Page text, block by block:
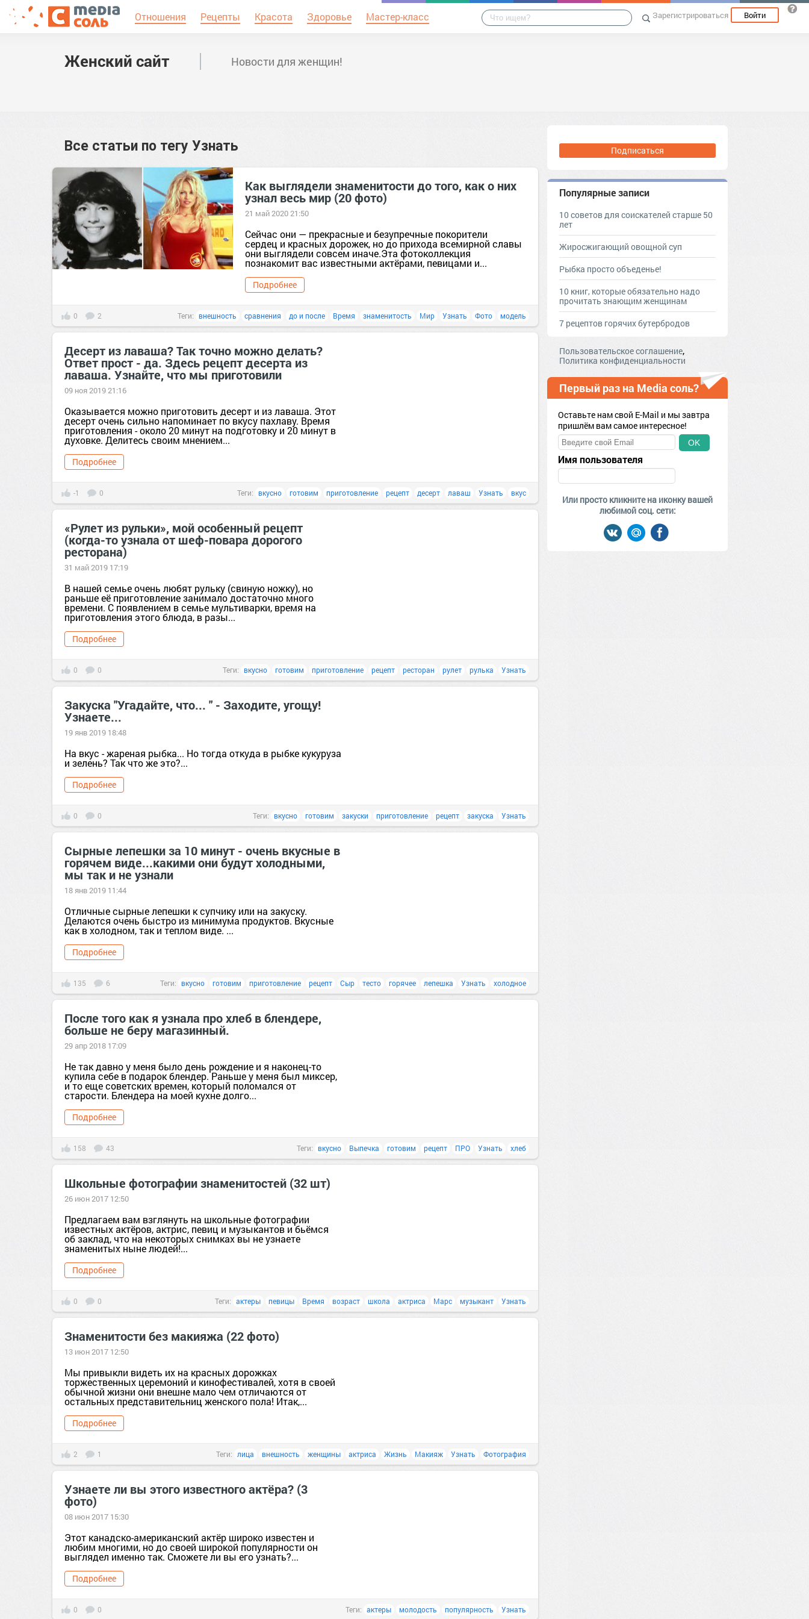
Отношения Рецепты Красота Здоровье Мастер-класс Зарегистрироваться Войти
Женский сайт Новости для женщин!
Все статьи по тегу Узнать
Как выглядели знаменитости до того, как о них
узнал весь мир (20 фото)
21 май 2020 21:50
Сейчас они — прекрасные и безупречные покорители
сердец и красных дорожек, но до прихода всемирной славы
они выглядели совсем иначе.Эта фотоколлекция
познакомит вас известными актёрами, певицами и...
Подробнее
0 2 Теги: внешность сравнения до и после Время знаменитость Мир Узнать Фото модель
Десерт из лаваша? Так точно можно делать?
Ответ прост - да. Здесь рецепт десерта из
лаваша. Узнайте, что мы приготовили
09 ноя 2019 21:16
Оказывается можно приготовить десерт и из лаваша. Этот
десерт очень сильно напоминает по вкусу пахлаву. Время
приготовления - около 20 минут на подготовку и 20 минут в
духовке. Делитесь своим мнением...
Подробнее
-1 0 Теги: вкусно готовим приготовление рецепт десерт лаваш Узнать вкус
«Рулет из рульки», мой особенный рецепт
(когда-то узнала от шеф-повара дорогого
ресторана)
31 май 2019 17:19
В нашей семье очень любят рульку (свиную ножку), но
раньше её приготовление занимало достаточно много
времени. С появлением в семье мультиварки, время на
приготовления этого блюда, в разы...
Подробнее
0 0 Теги: вкусно готовим приготовление рецепт ресторан рулет рулька Узнать
Закуска "Угадайте, что... " - Заходите, угощу!
Узнаете...
19 янв 2019 18:48
На вкус - жареная рыбка... Но тогда откуда в рыбке кукуруза
и зелень? Так что же это?...
Подробнее
0 0 Теги: вкусно готовим закуски приготовление рецепт закуска Узнать
Сырные лепешки за 10 минут - очень вкусные в
горячем виде...какими они будут холодными,
мы так и не узнали
18 янв 2019 11:44
Отличные сырные лепешки к супчику или на закуску.
Делаются очень быстро из минимума продуктов. Вкусные
как в холодном, так и теплом виде. ...
Подробнее
135 6 Теги: вкусно готовим приготовление рецепт Сыр тесто горячее лепешка Узнать холодное
После того как я узнала про хлеб в блендере,
больше не беру магазинный.
29 апр 2018 17:09
Не так давно у меня было день рождение и я наконец-то
купила себе в подарок блендер. Раньше у меня был миксер,
и то еще советских времен, который поломался от
старости. Блендера на моей кухне долго...
Подробнее
158 43 Теги: вкусно Выпечка готовим рецепт ПРО Узнать хлеб
Школьные фотографии знаменитостей (32 шт)
26 июн 2017 12:50
Предлагаем вам взглянуть на школьные фотографии
известных актёров, актрис, певиц и музыкантов и бьёмся
об заклад, что на некоторых снимках вы не узнаете
знаменитых ныне людей!...
Подробнее
0 0 Теги: актеры певицы Время возраст школа актриса Марс музыкант Узнать
Знаменитости без макияжа (22 фото)
13 июн 2017 12:50
Мы привыкли видеть их на красных дорожках
торжественных церемоний и кинофестивалей, хотя в своей
обычной жизни они внешне мало чем отличаются от
остальных представительниц женского пола! Итак,...
Подробнее
2 1 Теги: лица внешность женщины актриса Жизнь Макияж Узнать Фотография
Узнаете ли вы этого известного актёра? (3
фото)
08 июн 2017 15:30
Этот канадско-американский актёр широко известен и
любим многими, но до своей широкой популярности он
выглядел именно так. Сможете ли вы его узнать?...
Подробнее
0 0 Теги: актеры молодость популярность Узнать
Подписаться
Популярные записи
10 советов для соискателей старше 50
лет
Жиросжигающий овощной суп
Рыбка просто объеденье!
10 книг, которые обязательно надо
прочитать знающим женщинам
7 рецептов горячих бутербродов
Пользовательское соглашение,
Политика конфиденциальности
Первый раз на Media соль?
Оставьте нам свой E-Mail и мы завтра
пришлём вам самое интересное!
OK
Имя пользователя
Или просто кликните на иконку вашей
любимой соц. сети: